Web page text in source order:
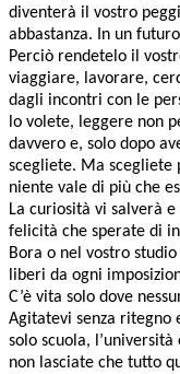
diventerà il vostro
abbastanza. In un
Perciò rendetelo il
viaggiare, lavorare,
dagli incontri con le
lo volete, leggere non
davvero e, solo dopo
scegliete. Ma scegliete
niente vale di più che
La curiosità vi salverà
felicità che sperate di
Bora o nel vostro
liberi da ogni
C’è vita solo dove
Agitatevi senza ritegno
solo scuola,
non lasciate che tutto